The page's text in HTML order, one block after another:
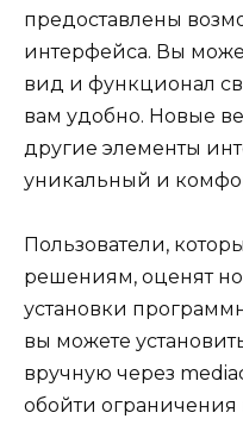
предоставлены
интерфейса. Вы
вид и функционал
вам удобно. Новые
другие элементы
уникальный и
Пользователи,
решениям, оценят
установки
вы можете
вручную через
обойти ограничения